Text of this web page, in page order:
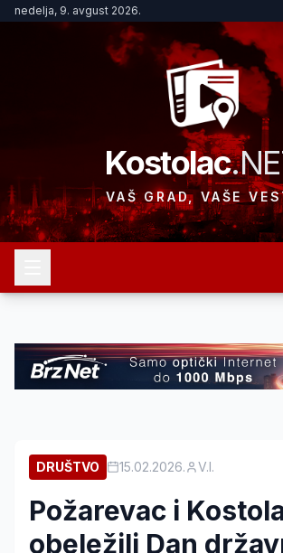
nedelja, 9. avgust 2026.
Kostolac
VAŠ GRAD, VAŠE
DRUŠTVO 15.02.2026. V.I.
Požarevac i
obeležili Dan